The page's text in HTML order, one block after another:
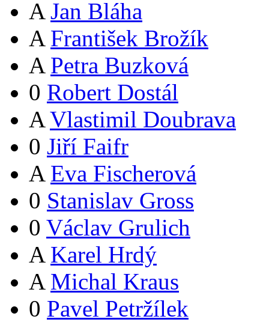
A Jan Bláha
A František Brožík
A Petra Buzková
0 Robert Dostál
A Vlastimil Doubrava
0 Jiří Faifr
A Eva Fischerová
0 Stanislav Gross
0 Václav Grulich
A Karel Hrdý
A Michal Kraus
0 Pavel Petržílek